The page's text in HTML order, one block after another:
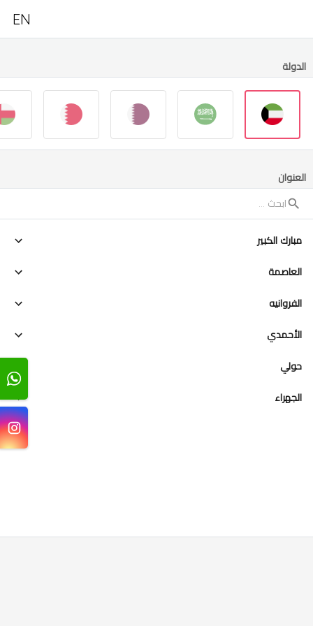
EN
الدولة
العنوان
مبارك الكبير
العاصمة
الفروانيه
الأحمدي
حولي
الجهراء